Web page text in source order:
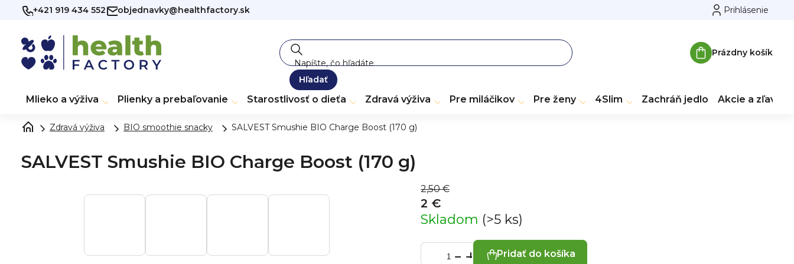
Prejsť na obsah+421 919 434 552 objednavky@healthfactory.sk Prihlásenie
Hľadať
Nákupný
Prázdny košík
Mlieko a výživa Plienky a prebaľovanie Starostlivosť o dieťa Zdravá výživa Pre miláčikov Pre ženy 4Slim Zachráň jedlo Akcie a zľavy
Zdravá výživa BIO smoothie snacky SALVEST Smushie BIO Charge Boost (170 g)
SALVEST Smushie BIO Charge Boost (170 g)
2,50 €
2 €
Skladom (>5 ks)
Pridať do košíka